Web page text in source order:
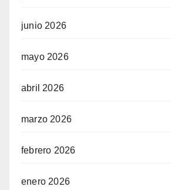
junio 2026
mayo 2026
abril 2026
marzo 2026
febrero 2026
enero 2026